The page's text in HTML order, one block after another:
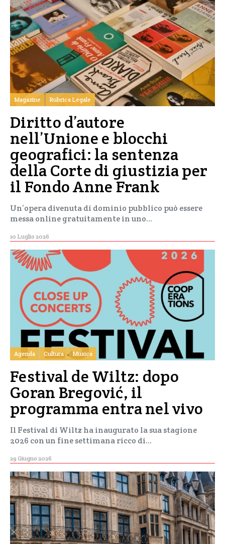
Magazine Rubrica Legale
Diritto d’autore
nell’Unione e blocchi
geografici: la sentenza
della Corte di giustizia per
il Fondo Anne Frank
Un’opera divenuta di dominio pubblico può essere
messa online gratuitamente in uno…
10 Luglio 2026
Agenda Cultura Musica
Festival de Wiltz: dopo
Goran Bregović, il
programma entra nel vivo
Il Festival di Wiltz ha inaugurato la sua stagione
2026 con un fine settimana ricco di…
29 Giugno 2026